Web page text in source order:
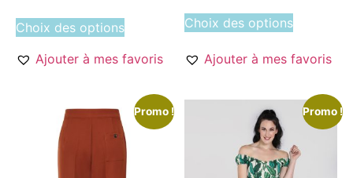
Choix des options
Ajouter à mes favoris
Choix des options
Ajouter à mes favoris
Promo ! Promo !